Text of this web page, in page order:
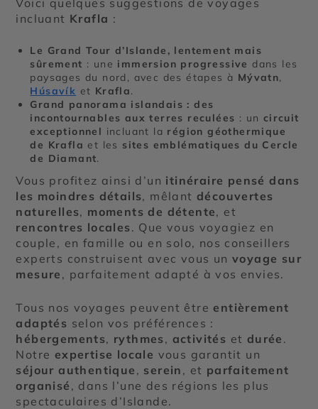
incluant Krafla :
Le Grand Tour d’Islande, lentement mais
sûrement : une immersion progressive dans les
paysages du nord, avec des étapes à Mývatn,
Húsavík et Krafla.
Grand panorama islandais : des
incontournables aux terres reculées : un circuit
exceptionnel incluant la région géothermique
de Krafla et les sites emblématiques du Cercle
de Diamant.
Vous profitez ainsi d’un itinéraire pensé dans
les moindres détails, mêlant découvertes
naturelles, moments de détente, et
rencontres locales. Que vous voyagiez en
couple, en famille ou en solo, nos conseillers
experts construisent avec vous unvoyage sur
mesure , parfaitement adapté à vos envies.
Tous nos voyages peuvent être entièrement
adaptés selon vos préférences :
hébergements, rythmes, activités et durée .
Notre expertise locale vous garantit un
séjour authentique , serein , et parfaitement
organisé , dans l’une des régions les plus
spectaculaires d’Islande.